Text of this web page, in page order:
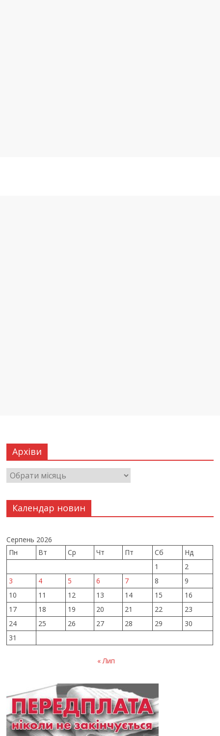
Архіви
Календар новин
Серпень 2026
Пн
Вт Ср Чт Пт Сб
Нд
1
2
3
4 5 6 7 8
9
10
11 12 13 14 15
16
17
18 19 20 21 22
23
24
25 26 27 28 29
30
31
« Лип